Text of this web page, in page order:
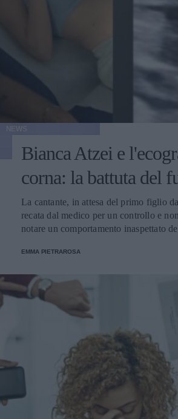
Bianca Atzei e
corna: la battuta del
La cantante, in attesa del primo figlio
recata dal medico per un controllo e
notare un comportamento inaspettato
EMMA PIETRAROSA